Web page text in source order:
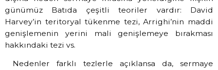
günümüz Batıda çeşitli teoriler vardır: David
Harvey’in teritoryal tükenme tezi, Arrighi’nin maddi
genişlemenin yerini mali genişlemeye bırakması
hakkındaki tezi vs.
Nedenler farklı tezlerle açıklansa da, sermaye